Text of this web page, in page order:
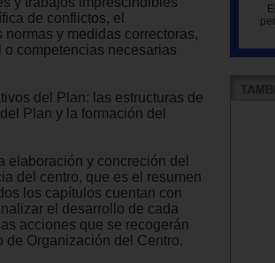
de conflictos, el
y medidas correctoras,
competencias necesarias
del Plan: las estructuras de
Plan y la formación del
elaboración y concreción del
del centro, que es el resumen
los capítulos cuentan con
el desarrollo de cada
acciones que se recogerán
Organización del Centro.